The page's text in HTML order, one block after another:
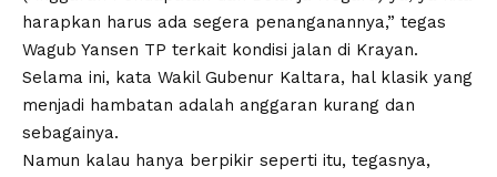
harapkan harus ada segera penanganannya,” tegas
Wagub Yansen TP terkait kondisi jalan di Krayan.
Selama ini, kata Wakil Gubenur Kaltara, hal klasik yang
menjadi hambatan adalah anggaran kurang dan
sebagainya.
Namun kalau hanya berpikir seperti itu, tegasnya,